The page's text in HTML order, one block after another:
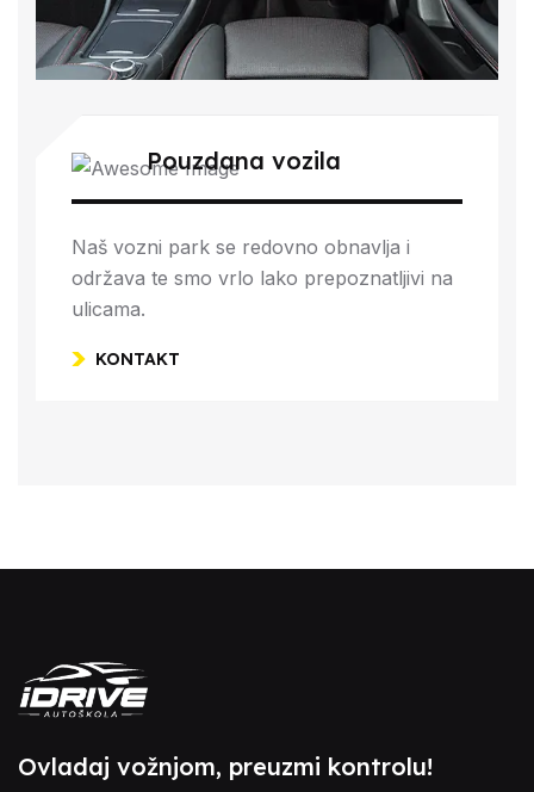
Pouzdana vozila
Naš vozni park se redovno obnavlja i
održava te smo vrlo lako prepoznatljivi na
ulicama.
KONTAKT
Ovladaj vožnjom, preuzmi kontrolu!